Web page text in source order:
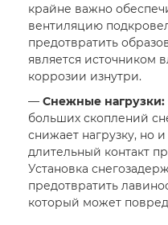
крайне важно
вентиляцию
предотвратить
является источником
коррозии изнутри.
— Снежные нагрузки:
больших скоплений
снижает нагрузку, но
длительный контакт
Установка
предотвратить
который может